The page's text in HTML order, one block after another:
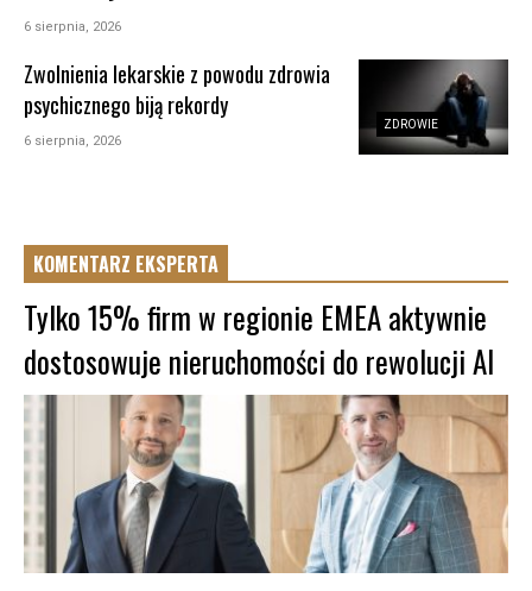
6 sierpnia, 2026
ZDROWIE
Zwolnienia lekarskie z powodu zdrowia
psychicznego biją rekordy
6 sierpnia, 2026
KOMENTARZ EKSPERTA
Tylko 15% firm w regionie EMEA aktywnie
dostosowuje nieruchomości do rewolucji AI